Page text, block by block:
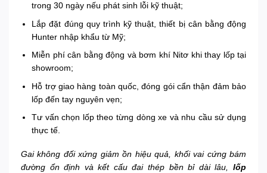
trong 30 ngày nếu phát sinh lỗi kỹ thuật;
Lắp đặt đúng quy trình kỹ thuật, thiết bị cân bằng động
Hunter nhập khẩu từ Mỹ;
Miễn phí cân bằng động và bơm khí Nitơ khi thay lốp tại
showroom;
Hỗ trợ giao hàng toàn quốc, đóng gói cẩn thận đảm bảo
lốp đến tay nguyên vẹn;
Tư vấn chọn lốp theo từng dòng xe và nhu cầu sử dụng
thực tế.
Gai không đối xứng giảm ồn hiệu quả, khối vai cứng bám
đường ổn định và kết cấu đai thép bền bỉ dài lâu, lốp